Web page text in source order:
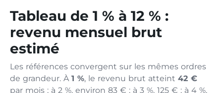
Tableau de 1 % à 12 % :
revenu mensuel brut
estimé
Les références convergent sur les mêmes ordres
de grandeur. À 1 %, le revenu brut atteint 42 €
par mois ; à 2 %, environ 83 € ; à 3 %, 125 € ; à 4 %,